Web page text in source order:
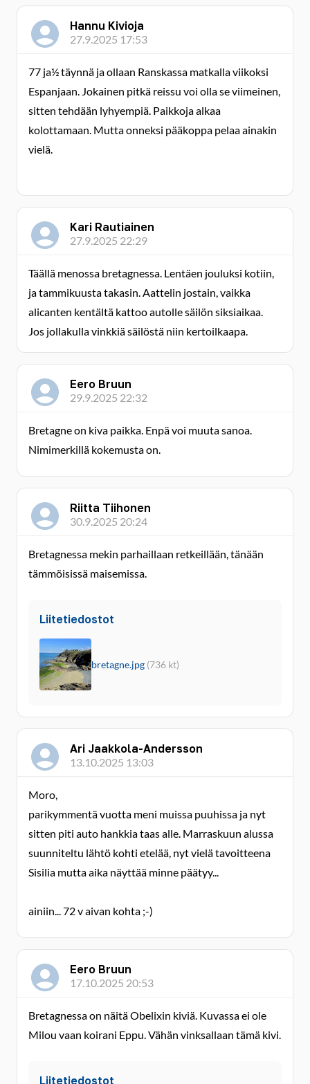
Hannu Kivioja
27.9.2025 17:53
77 ja½ täynnä ja ollaan Ranskassa matkalla viikoksi
Espanjaan. Jokainen pitkä reissu voi olla se viimeinen,
sitten tehdään lyhyempiä. Paikkoja alkaa
kolottamaan. Mutta onneksi pääkoppa pelaa ainakin
vielä.
Kari Rautiainen
27.9.2025 22:29
Täällä menossa bretagnessa. Lentäen jouluksi kotiin,
ja tammikuusta takasin. Aattelin jostain, vaikka
alicanten kentältä kattoo autolle säilön siksiaikaa.
Jos jollakulla vinkkiä säilöstä niin kertoilkaapa.
Eero Bruun
29.9.2025 22:32
Bretagne on kiva paikka. Enpä voi muuta sanoa.
Nimimerkillä kokemusta on.
Riitta Tiihonen
30.9.2025 20:24
Bretagnessa mekin parhaillaan retkeillään, tänään
tämmöisissä maisemissa.
Liitetiedostot
bretagne.jpg (736 kt)
Ari Jaakkola-Andersson
13.10.2025 13:03
Moro,
parikymmentä vuotta meni muissa puuhissa ja nyt
sitten piti auto hankkia taas alle. Marraskuun alussa
suunniteltu lähtö kohti etelää, nyt vielä tavoitteena
Sisilia mutta aika näyttää minne päätyy...
ainiin... 72 v aivan kohta ;-)
Eero Bruun
17.10.2025 20:53
Bretagnessa on näitä Obelixin kiviä. Kuvassa ei ole
Milou vaan koirani Eppu. Vähän vinksallaan tämä kivi.
Liitetiedostot